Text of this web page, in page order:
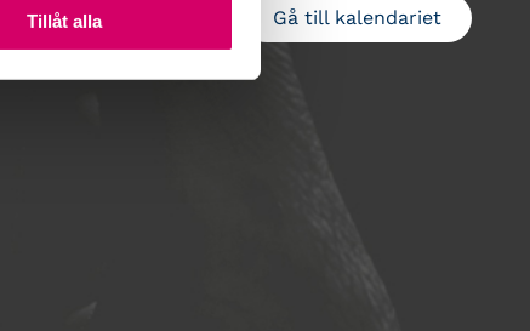
Tillåt alla Gå till kalendariet
Lägg till i kalender